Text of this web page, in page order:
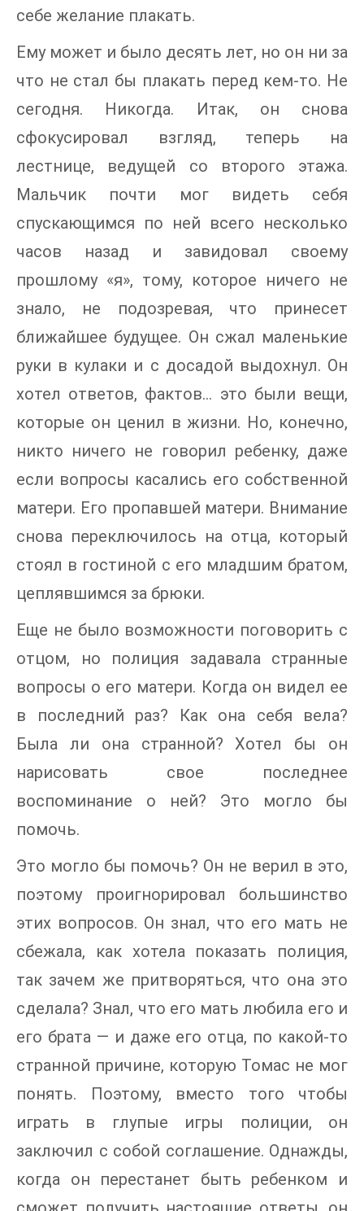
себе желание плакать.
Ему может и было десять лет, но он ни за
что не стал бы плакать перед кем-то. Не
сегодня. Никогда. Итак, он снова
сфокусировал взгляд, теперь на
лестнице, ведущей со второго этажа.
Мальчик почти мог видеть себя
спускающимся по ней всего несколько
часов назад и завидовал своему
прошлому «я», тому, которое ничего не
знало, не подозревая, что принесет
ближайшее будущее. Он сжал маленькие
руки в кулаки и с досадой выдохнул. Он
хотел ответов, фактов... это были вещи,
которые он ценил в жизни. Но, конечно,
никто ничего не говорил ребенку, даже
если вопросы касались его собственной
матери. Его пропавшей матери. Внимание
снова переключилось на отца, который
стоял в гостиной с его младшим братом,
цеплявшимся за брюки.
Еще не было возможности поговорить с
отцом, но полиция задавала странные
вопросы о его матери. Когда он видел ее
в последний раз? Как она себя вела?
Была ли она странной? Хотел бы он
нарисовать свое последнее
воспоминание о ней? Это могло бы
помочь.
Это могло бы помочь? Он не верил в это,
поэтому проигнорировал большинство
этих вопросов. Он знал, что его мать не
сбежала, как хотела показать полиция,
так зачем же притворяться, что она это
сделала? Знал, что его мать любила его и
его брата — и даже его отца, по какой-то
странной причине, которую Томас не мог
понять. Поэтому, вместо того чтобы
играть в глупые игры полиции, он
заключил с собой соглашение. Однажды,
когда он перестанет быть ребенком и